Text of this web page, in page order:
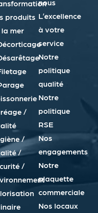
nous
L’excellence
à votre
service
Notre
politique
qualité
Notre
politique
RSE
Nos
engagements
Notre
plaquette
commerciale
Nos locaux
produits
mer
/
/
/
/